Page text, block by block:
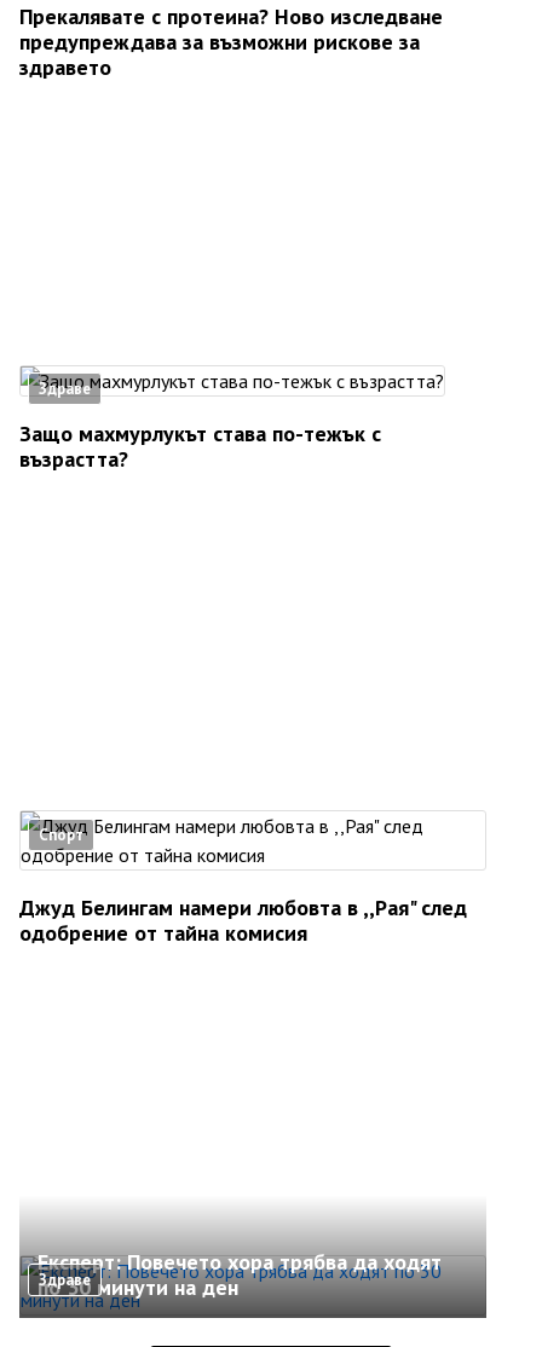
Прекалявате с протеина? Ново изследване
предупреждава за възможни рискове за
здравето
Здраве
Защо махмурлукът става по-тежък с
възрастта?
Спорт
Джуд Белингам намери любовта в ,,Рая" след
одобрение от тайна комисия
Здраве
Експерт: Повечето хора трябва да ходят
по 30 минути на ден